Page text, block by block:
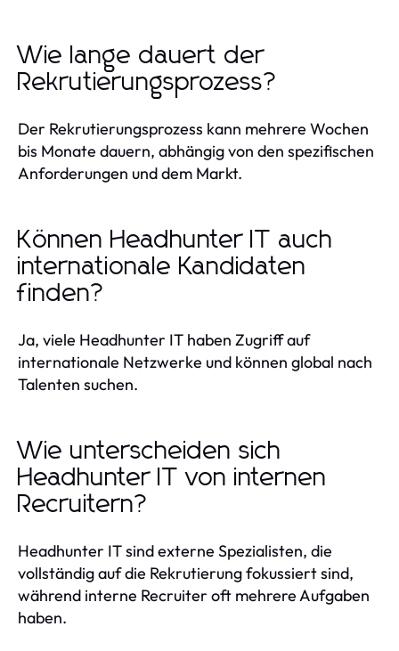
Wie lange dauert der
Rekrutierungsprozess?
Der Rekrutierungsprozess kann mehrere Wochen
bis Monate dauern, abhängig von den spezifischen
Anforderungen und dem Markt.
Können Headhunter IT auch
internationale Kandidaten
finden?
Ja, viele Headhunter IT haben Zugriff auf
internationale Netzwerke und können global nach
Talenten suchen.
Wie unterscheiden sich
Headhunter IT von internen
Recruitern?
Headhunter IT sind externe Spezialisten, die
vollständig auf die Rekrutierung fokussiert sind,
während interne Recruiter oft mehrere Aufgaben
haben.